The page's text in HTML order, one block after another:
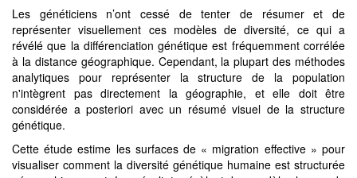
Les généticiens n’ont cessé de tenter de résumer et de
représenter visuellement ces modèles de diversité, ce qui a
révélé que la différenciation génétique est fréquemment corrélée
à la distance géographique. Cependant, la plupart des méthodes
analytiques pour représenter la structure de la population
n'intègrent pas directement la géographie, et elle doit être
considérée a posteriori avec un résumé visuel de la structure
génétique.
Cette étude estime les surfaces de « migration effective » pour
visualiser comment la diversité génétique humaine est structurée